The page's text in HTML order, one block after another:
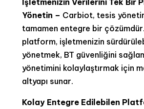
Yönetin – Carbiot, tesis
tamamen entegre bir
platform, işletmenizin
yönetmek, BT güvenliğini
yönetimini kolaylaştırmak için
altyapı sunar.
Kolay Entegre Edilebilen